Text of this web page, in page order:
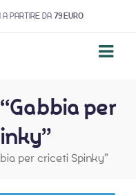
A PARTIRE DA 79 EURO
per
per criceti Spinky”